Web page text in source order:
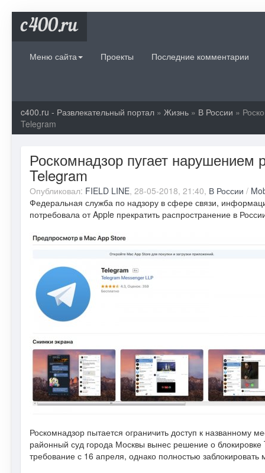
c400.ru
Меню сайта Проекты Последние комментарии
c400.ru - Развлекательный портал» Жизнь» В России »
Telegram
Роскомнадзор пугает нарушением
Telegram
Опубликовал: FIELD LINE, 28-05-2018, 21:40, В России /
Федеральная служба по надзору в сфере связи,
потребовала от Apple прекратить распространение в
Роскомнадзор пытается ограничить доступ к названному
районный суд города Москвы вынес решение о
требование с 16 апреля, однако полностью заблокировать